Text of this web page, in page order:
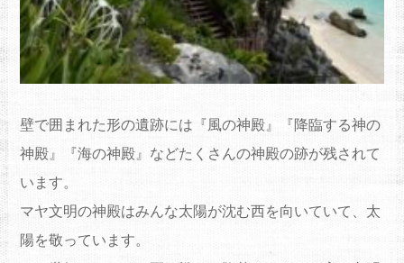
壁で囲まれた形の遺跡には『風の神殿』『降臨する神の
神殿』『海の神殿』などたくさんの神殿の跡が残されて
います。
マヤ文明の神殿はみんな太陽が沈む西を向いていて、太
陽を敬っています。